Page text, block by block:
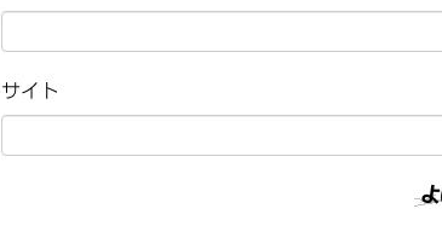
サイト